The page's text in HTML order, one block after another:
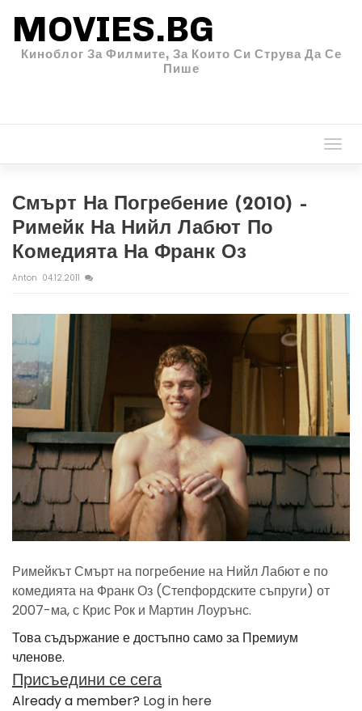
MOVIES.BG
Киноблог За Филмите, За Които Си Струва Да Се
Пише
Смърт На Погребение (2010) –
Римейк На Нийл Лабют По
Комедията На Франк Оз
Anton 04.12.2011
Римейкът Смърт на погребение на Нийл Лабют е по
комедията на Франк Оз (Степфордските съпруги) от
2007-ма, с Крис Рок и Мартин Лоурънс.
Това съдържание е достъпно само за Премиум
членове.
Присъедини се сега
Already a member? Log in here